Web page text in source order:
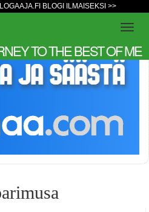
BLOGI ILMAISEKSI >>
TO THE BEST OF ME